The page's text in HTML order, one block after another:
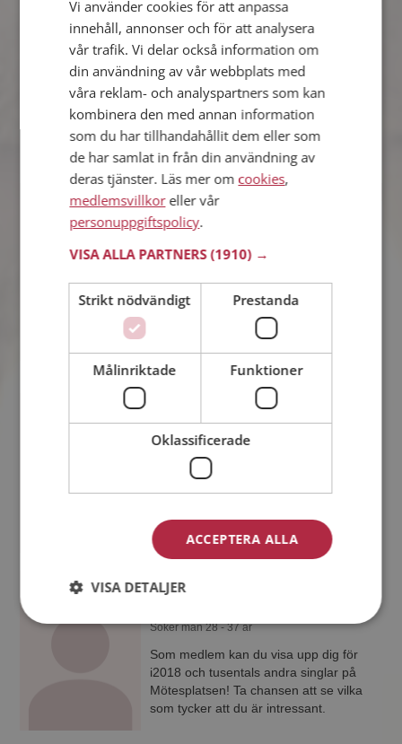
Beatrice
43 år från Karlstad i Värmlands län
Söker man 38 - 49 år
Som medlem kan du visa upp dig för
Beatrice och tusentals andra singlar på
Mötesplatsen! Ta chansen att se vilka
Mathilda
Söker man 40 - 52 år
Tror du Mathilda har ett fotoalbum på
Mötesplatsen? Bli medlem och kolla.
Det finns tusentals fotoalbum med
spännande bilder på siten.
39 år från Karlstad i Värmlands län
Vad jobbar Linaaa med? Som medlem
på Mötesplatsen får du reda på alla
i2018
Söker man 28 - 37 år
Som medlem kan du visa upp dig för
i2018 och tusentals andra singlar på
Mötesplatsen! Ta chansen att se vilka
som tycker att du är intressant.
Vi använder cookies för att anpassa
innehåll, annonser och för att analysera
vår trafik. Vi delar också information om
din användning av vår webbplats med
våra reklam- och analyspartners som kan
kombinera den med annan information
som du har tillhandahållit dem eller som
de har samlat in från din användning av
deras tjänster. Läs mer om cookies,
medlemsvillkoreller vår
personuppgiftspolicy.
VISA ALLA PARTNERS(1910) →
Strikt nödvändigt Prestanda
Målinriktade Funktioner
Oklassificerade
ACCEPTERA ALLA
VISA DETALJER